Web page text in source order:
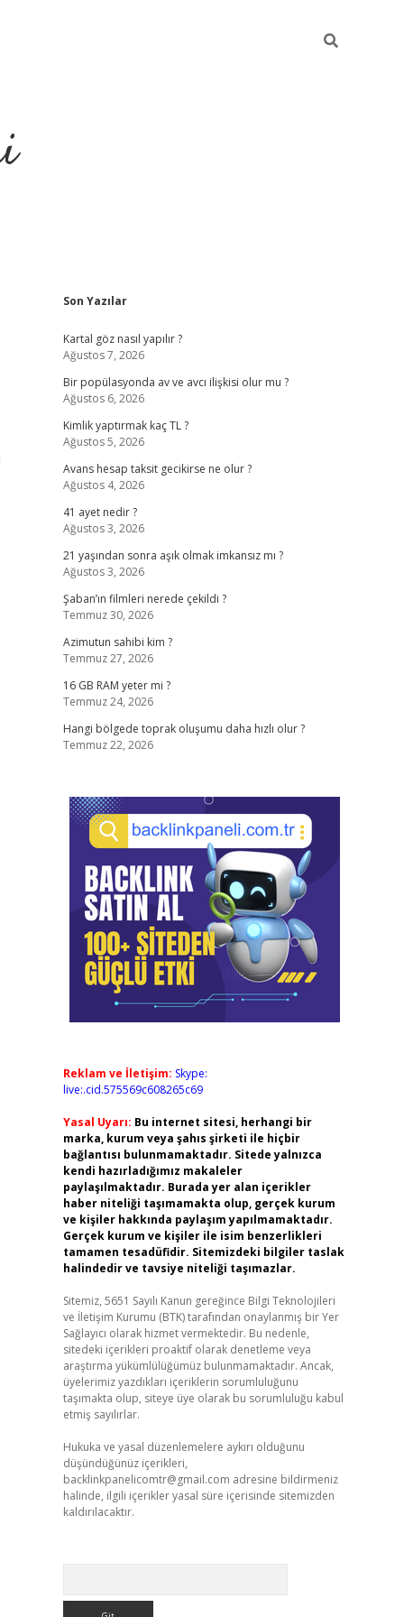
Sidebar
Son Yazılar
Kartal göz nasıl yapılır ?
Ağustos 7, 2026
Bir popülasyonda av ve avcı ilişkisi olur mu ?
Ağustos 6, 2026
Kimlik yaptırmak kaç TL ?
Ağustos 5, 2026
Avans hesap taksit gecikirse ne olur ?
Ağustos 4, 2026
41 ayet nedir ?
Ağustos 3, 2026
21 yaşından sonra aşık olmak imkansız mı ?
Ağustos 3, 2026
Şaban’ın filmleri nerede çekildi ?
Temmuz 30, 2026
Azimutun sahibi kim ?
Temmuz 27, 2026
16 GB RAM yeter mi ?
Temmuz 24, 2026
Hangi bölgede toprak oluşumu daha hızlı olur ?
Temmuz 22, 2026
Reklam ve İletişim: Skype:
live:.cid.575569c608265c69
Yasal Uyarı: Bu internet sitesi, herhangi bir
marka, kurum veya şahıs şirketi ile hiçbir
bağlantısı bulunmamaktadır. Sitede yalnızca
kendi hazırladığımız makaleler
paylaşılmaktadır. Burada yer alan içerikler
haber niteliği taşımamakta olup, gerçek kurum
ve kişiler hakkında paylaşım yapılmamaktadır.
Gerçek kurum ve kişiler ile isim benzerlikleri
tamamen tesadüfidir. Sitemizdeki bilgiler taslak
halindedir ve tavsiye niteliği taşımazlar.
Sitemiz, 5651 Sayılı Kanun gereğince Bilgi Teknolojileri
ve İletişim Kurumu (BTK) tarafından onaylanmış bir Yer
Sağlayıcı olarak hizmet vermektedir. Bu nedenle,
sitedeki içerikleri proaktif olarak denetleme veya
araştırma yükümlülüğümüz bulunmamaktadır. Ancak,
üyelerimiz yazdıkları içeriklerin sorumluluğunu
taşımakta olup, siteye üye olarak bu sorumluluğu kabul
etmiş sayılırlar.
Hukuka ve yasal düzenlemelere aykırı olduğunu
düşündüğünüz içerikleri,
backlinkpanelicomtr@gmail.com adresine bildirmeniz
halinde, ilgili içerikler yasal süre içerisinde sitemizden
kaldırılacaktır.